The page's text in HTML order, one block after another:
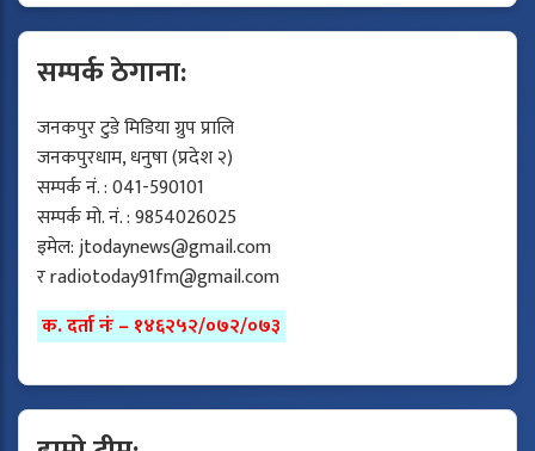
सम्पर्क ठेगाना:
जनकपुर टुडे मिडिया ग्रुप प्रालि
जनकपुरधाम, धनुषा (प्रदेश २)
सम्पर्क नं. : 041-590101
सम्पर्क मो. नं. : 9854026025
इमेल:jtodaynews@gmail.com
रradiotoday91fm@gmail.com
क. दर्ता नंः – १४६२५२/०७२/०७३